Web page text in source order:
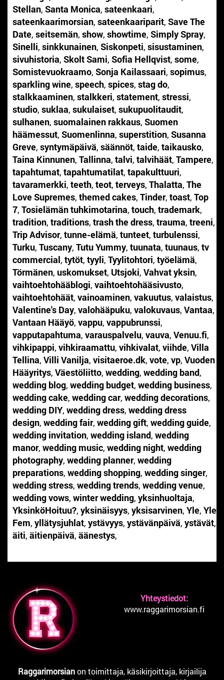
Stellan, Santa Monica, sateenkaari,
sateenkaarimorsian, sateenkaariparit, Save The
Date, seitsemän, show, showtime, Simply Spray,
Sinelli, sinkkunainen, Siskonpeti, sisustaminen,
sivuhistoria, Skolt Sami, Sofia Hellqvist, some,
Somistevuokraamo, Sonja Kailassaari, sopimus,
sparkling wine, speech, spices, stag do,
stalkkaaminen, stalkkeri, statement, stressi,
studio, suklaa, sukulaiset, sukupuolitaudit,
sulhanen, suomalainen rakkaus, Suomen
häämessut, Suomenlinna, superstition, Susanna
Greve, syntymäpäivä, säännöt, taide, taikausko,
Taina Kinnunen, Tallinna, talvi, talvihäät, Tampere,
tapahtumat, tapahtumatilat, tapakulttuuri,
tavaramerkki, teeth, teot, terveys, Thalatta, The
Love Supremes, themed cakes, Tinder, toast, Top
7, Tosielämän tuhkimotarina, touch, trademark,
tradition, traditions, trash the dress, trauma, treeni,
Trip Advisor, tunne-elämä, tunteet, turbulenssi,
Turku, Tuscany, Tutu Yummy, tuunata, tuunaus, tv
commercial, tytöt, tyyli, Tyylitohtori, työelämä,
Törmänen, uskomukset, Utsjoki, Vahvat yksin,
vaihtoehtohääblogi, vaihtoehtohääsivusto,
vaihtoehtohäät, vainoaminen, vakuutus, valaistus,
Valentine's Day, valohääpuku, valokuvaus, Vantaa,
Vantaan Hääyö, vappu, vappubrunssi,
vapputapahtuma, varauspalvelu, vauva, Venuu.fi,
vihkipappi, vihkiraamattu, vihkivalat, viihde, Villa
Tellina, Villi Vanilja, visitaeroe.dk, vote, vp, Vuoden
Hääyritys, Väestöliitto, wedding, wedding band,
wedding blog, wedding budget, wedding business,
wedding cake, wedding car, wedding decorations,
wedding DIY, wedding dress, wedding dress
design, wedding fair, wedding gift, wedding guide,
wedding invitation, wedding island, wedding
manor, wedding music, wedding night, wedding
photography, wedding planner, wedding
preparations, wedding shopping, wedding singer,
wedding stress, wedding trends, wedding venue,
wedding vows, winter wedding, yksinhuoltaja,
YksinköHoituu?, yksinäisyys, yksisarvinen, Yle, Yle
Fem, yllätysjuhlat, ystävyys, ystävänpäivä, ystävät,
äiti, äitienpäivä, äänestys,
Raggarimorsianon toimittaja, käsikirjoittaja, kirjailija
Yhteystiedot:
www.raggarimorsian.fi